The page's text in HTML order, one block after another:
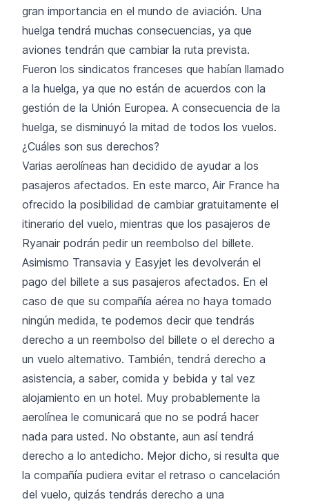
gran importancia en el mundo de aviación. Una
huelga tendrá muchas consecuencias, ya que
aviones tendrán que cambiar la ruta prevista.
Fueron los sindicatos franceses que habían llamado
a la huelga, ya que no están de acuerdos con la
gestión de la Unión Europea. A consecuencia de la
huelga, se disminuyó la mitad de todos los vuelos.
¿Cuáles son sus derechos?
Varias aerolíneas han decidido de ayudar a los
pasajeros afectados. En este marco, Air France ha
ofrecido la posibilidad de cambiar gratuitamente el
itinerario del vuelo, mientras que los pasajeros de
Ryanair podrán pedir un reembolso del billete.
Asimismo Transavia y Easyjet les devolverán el
pago del billete a sus pasajeros afectados. En el
caso de que su compañía aérea no haya tomado
ningún medida, te podemos decir que tendrás
derecho a un reembolso del billete o el derecho a
un vuelo alternativo. También, tendrá derecho a
asistencia, a saber, comida y bebida y tal vez
alojamiento en un hotel. Muy probablemente la
aerolínea le comunicará que no se podrá hacer
nada para usted. No obstante, aun así tendrá
derecho a lo antedicho. Mejor dicho, si resulta que
la compañía pudiera evitar el retraso o cancelación
del vuelo, quizás tendrás derecho a una